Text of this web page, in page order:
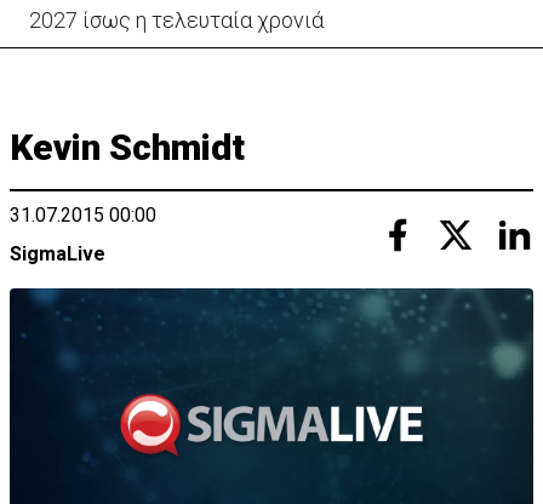
Προύντζος - «Πληγώνει τις αναμνήσεις»
Kevin Schmidt
31.07.2015 00:00
SigmaLive